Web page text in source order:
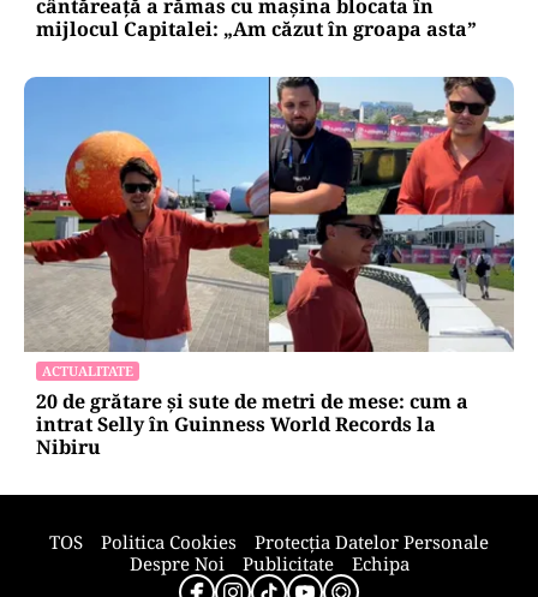
ACTUALITATE
Groapă de trei metri lângă Palatul Cotroceni. O
cântăreață a rămas cu mașina blocata în
mijlocul Capitalei: „Am căzut în groapa asta”